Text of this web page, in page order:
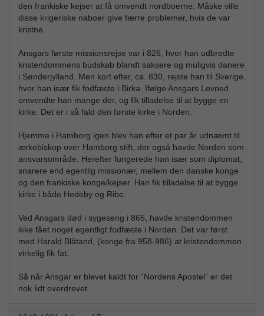
den frankiske kejser at få omvendt nordboerne. Måske ville
disse krigeriske naboer give færre problemer, hvis de var
kristne.
Ansgars første missionsrejse var i 826, hvor han udbredte
kristendommens budskab blandt saksere og muligvis danere
i Sønderjylland. Men kort efter, ca. 830, rejste han til Sverige,
hvor han især fik fodfæste i Birka. Ifølge Ansgars Levned
omvendte han mange dér, og fik tilladelse til at bygge en
kirke. Det er i så fald den første kirke i Norden.
Hjemme i Hamborg igen blev han efter et par år udnævnt til
ærkebiskop over Hamborg stift, der også havde Norden som
ansvarsområde. Herefter fungerede han især som diplomat,
snarere end egentlig missionær, mellem den danske konge
og den frankiske konge/kejser. Han fik tilladelse til at bygge
kirke i både Hedeby og Ribe.
Ved Ansgars død i sygeseng i 865, havde kristendommen
ikke fået noget egentligt fodfæste i Norden. Det var først
med Harald Blåtand, (konge fra 958-986) at kristendommen
virkelig fik fat.
Så når Ansgar er blevet kaldt for ”Nordens Apostel” er det
nok lidt overdrevet.